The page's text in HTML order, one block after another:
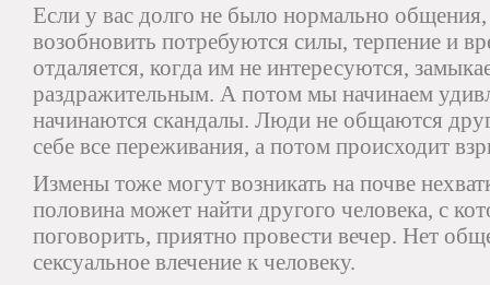
Если у вас долго не было нормально
возобновить потребуются силы, терпение и
отдаляется, когда им не интересуются,
раздражительным. А потом мы начинаем
начинаются скандалы. Люди не общаются
себе все переживания, а потом происходит
Измены тоже могут возникать на почве
половина может найти другого человека, с
поговорить, приятно провести вечер. Нет
сексуальное влечение к человеку.